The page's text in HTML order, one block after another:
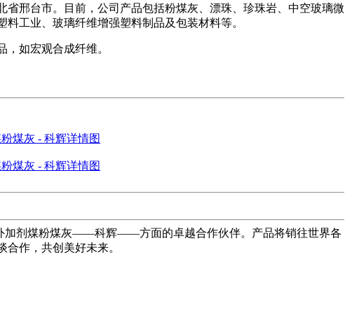
邢台市。目前，公司产品包括粉煤灰、漂珠、珍珠岩、中空玻璃微
工业、玻璃纤维增​​强塑料制品及包装材料等。
如宏观合成纤维。
加剂煤粉煤灰——科辉——方面的卓越合作伙伴。产品将销往世界各
作，共创美好未来。